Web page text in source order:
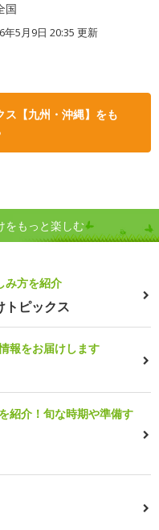
国
年5月9日 20:35 更新
ス【九州・沖縄】をも
をもっと楽しむ
み方を紹介
トピックス
報をお届けします
紹介！旬な時期や準備す